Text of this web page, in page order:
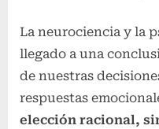
La neurociencia y la
llegado a una
de nuestras
respuestas
elección racional,